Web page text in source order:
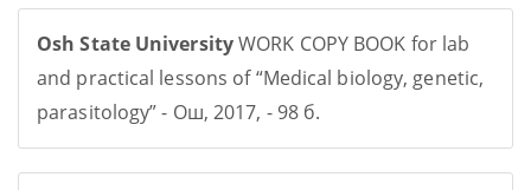
Osh State UniversityWORK COPY BOOK for lab
and practical lessons of “Medical biology, genetic,
parasitology” - Ош, 2017, - 98 б.